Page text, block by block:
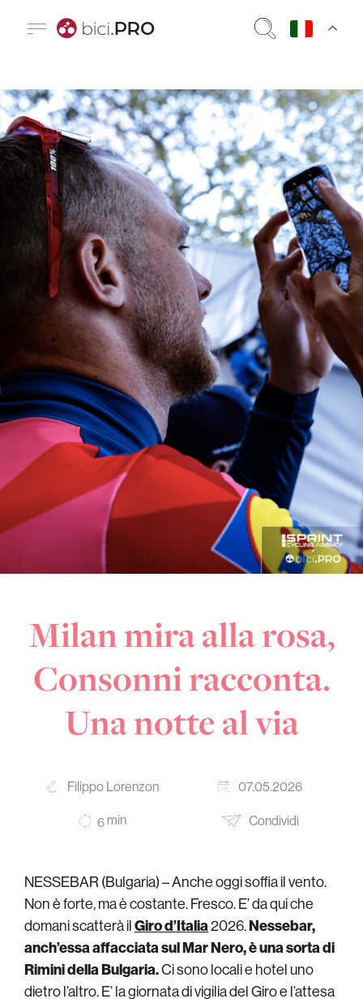
Milan mira alla rosa,
Consonni racconta.
Una notte al via
Filippo Lorenzon 07.05.2026
6 min Condividi
NESSEBAR (Bulgaria) – Anche oggi soffia il vento.
Non è forte, ma è costante. Fresco. E’ da qui che
domani scatterà ilGiro d’Italia2026.Nessebar,
anch’essa affacciata sul Mar Nero, è una sorta di
Rimini della Bulgaria.Ci sono locali e hotel uno
dietro l’altro. E’ la giornata di vigilia del Giro e l’attesa